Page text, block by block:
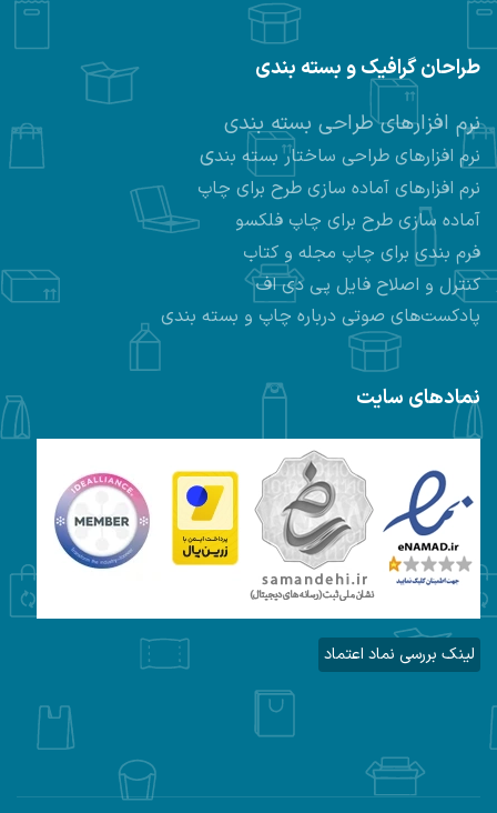
طراحان گرافیک و بسته بندی
نرم افزارهای طراحی بسته بندی
نرم افزارهای طراحی ساختار بسته بندی
نرم افزارهای آماده سازی طرح برای چاپ
آماده سازی طرح برای چاپ فلکسو
فرم بندی برای چاپ مجله و کتاب
کنترل و اصلاح فایل پی دی اف
پادکست‌های صوتی درباره چاپ و بسته بندی
نمادهای سایت
لینک بررسی نماد اعتماد